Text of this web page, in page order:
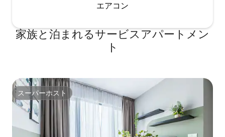
エアコン
家族と泊まれるサービスアパートメン
ト
スーパーホスト
スーパーホスト